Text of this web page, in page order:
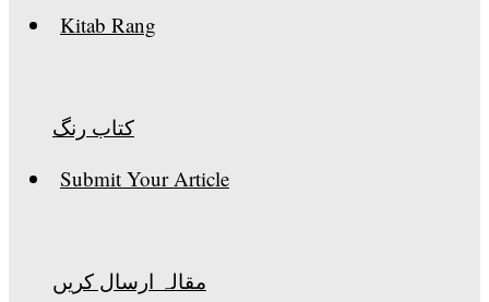
Kitab Rang
کتاب رنگ
Submit Your Article
مقالہ ارسال کریں